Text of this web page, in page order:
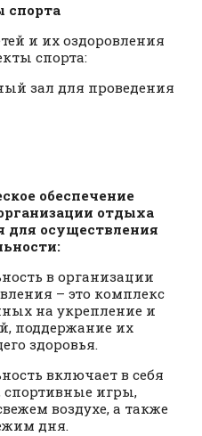
спорта
и их оздоровления
спорта:
зал для проведения
обеспечение
отдыха
для осуществления
в организации
– это комплекс
на укрепление и
поддержание их
здоровья.
включает в себя
игры,
воздухе, а также
дня.